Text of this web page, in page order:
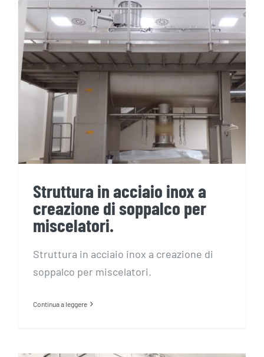
Struttura in acciaio inox a
creazione di soppalco per
miscelatori.
Struttura in acciaio inox a
creazione di soppalco per
miscelatori.
Struttura in acciaio inox a creazione di
soppalco per miscelatori.
Continua a leggere